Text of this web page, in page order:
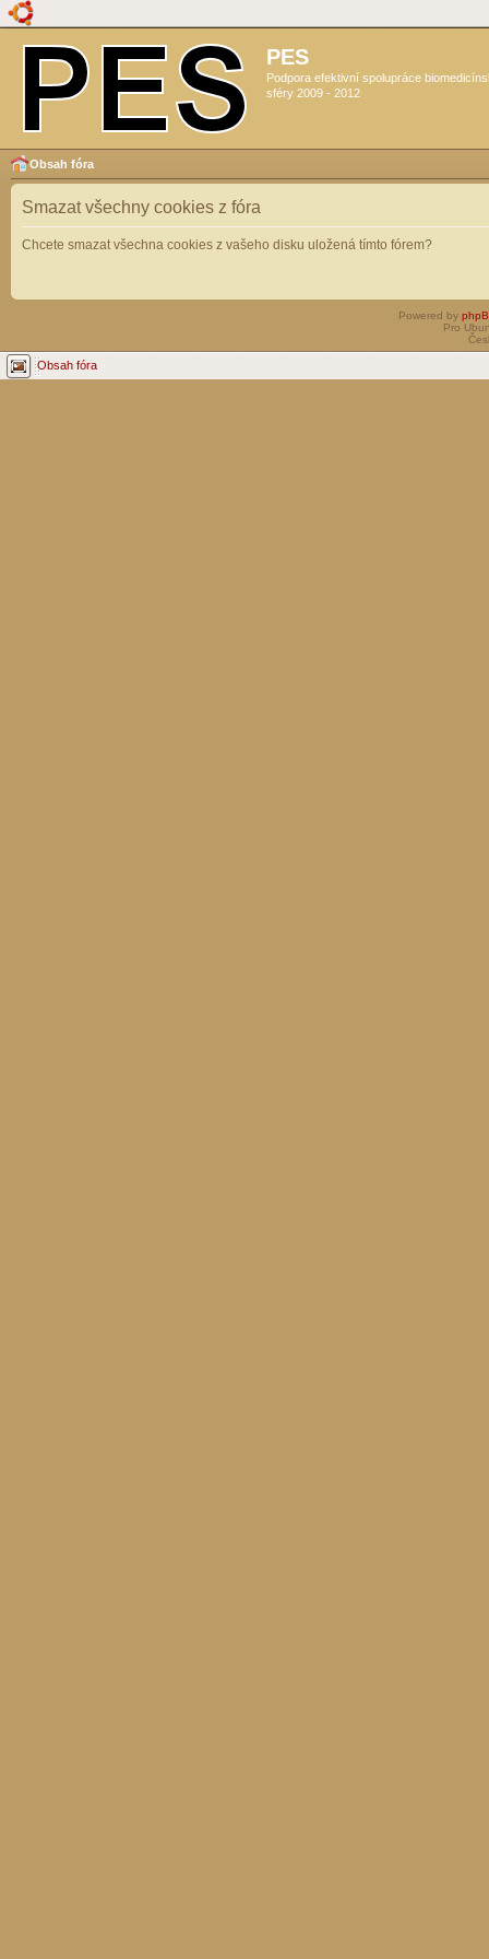
PES
Podpora efektivní spolupráce
sféry 2009 - 2012
Obsah fóra
Smazat všechny cookies z fóra
Chcete smazat všechna cookies z vašeho disku uložená tímto fórem?
Powered by
Pro
Obsah fóra